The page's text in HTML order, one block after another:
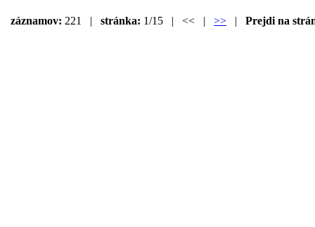
záznamov: 221 | stránka: 1/15 | << | >> | Prejdi na